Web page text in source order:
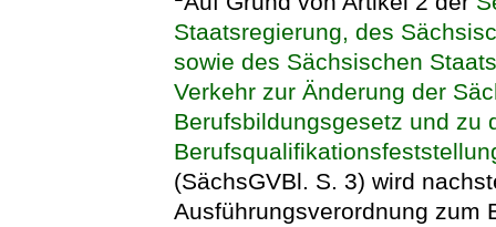
Staatsregierung, des
sowie des Sächsischen
Verkehr zur Änderung der
Berufsbildungsgesetz und zu
(SächsGVBl. S. 3) wird
Ausführungsverordnung zum